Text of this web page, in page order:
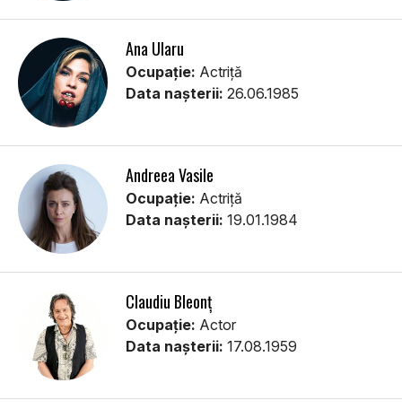
Ana Ularu
Ocupație: Actriță
Data nașterii: 26.06.1985
Andreea Vasile
Ocupație: Actriță
Data nașterii: 19.01.1984
Claudiu Bleonț
Ocupație: Actor
Data nașterii: 17.08.1959